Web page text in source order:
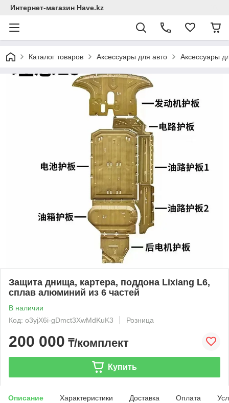
Интернет-магазин Have.kz
Каталог товаров Аксессуары для авто Аксессуары
Защита днища, картера, поддона Lixiang L6,
сплав алюминий из 6 частей
В наличии
Код: o3yjX6i-gDmct3XwMdKuK3
Розница
200 000 ₸/комплект
Купить
Описание Характеристики Доставка Оплата